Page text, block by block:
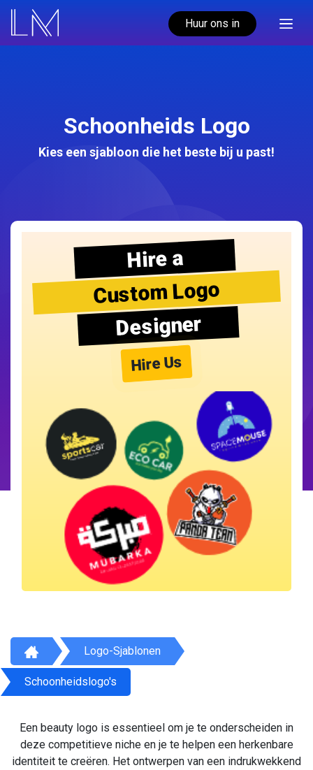
Huur ons in
Schoonheids Logo
Kies een sjabloon die het beste bij u past!
Hire a
Custom Logo
Designer
Hire Us
Logo-Sjablonen
Schoonheidslogo's
Een beauty logo is essentieel om je te onderscheiden in
deze competitieve niche en je te helpen een herkenbare
identiteit te creëren. Het ontwerpen van een indrukwekkend